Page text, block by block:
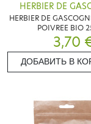
HERBIER DE
HERBIER DE
POIVREE BIO
3,70
ДОБАВИТЬ В